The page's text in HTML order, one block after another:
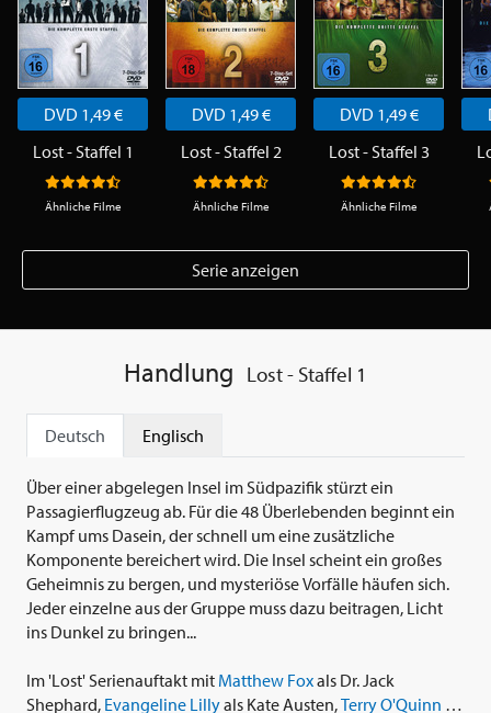
DVD 1,49 €
Lost - Staffel 1
Ähnliche Filme
DVD 1,49 €
Lost - Staffel 2
Ähnliche Filme
DVD 1,49 €
Lost - Staffel 3
Ähnliche Filme
Serie anzeigen
Handlung Lost - Staffel 1
Deutsch Englisch
Über einer abgelegen Insel im Südpazifik stürzt ein
Passagierflugzeug ab. Für die 48 Überlebenden beginnt ein
Kampf ums Dasein, der schnell um eine zusätzliche
Komponente bereichert wird. Die Insel scheint ein großes
Geheimnis zu bergen, und mysteriöse Vorfälle häufen sich.
Jeder einzelne aus der Gruppe muss dazu beitragen, Licht
ins Dunkel zu bringen...
Im 'Lost' Serienauftakt mit Matthew Foxals Dr. Jack
Shephard, Evangeline Lillyals Kate Austen,Terry O'Quinn als